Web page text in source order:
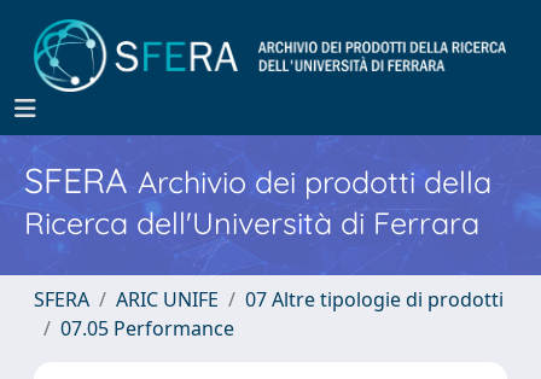
SFERA Archivio dei prodotti della
Ricerca dell'Università di Ferrara
SFERA ARIC UNIFE
07 Altre tipologie di prodotti
07.05 Performance